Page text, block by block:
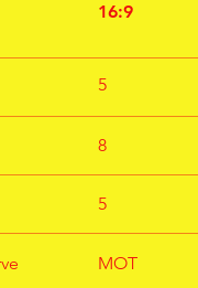
16:9
5
8
5
MOT